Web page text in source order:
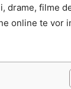
drame, filme
online te vor